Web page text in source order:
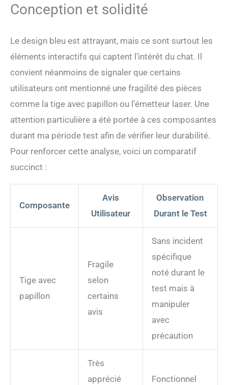
selon l’épaisseur et la
Accessoires Inclus - Ce
jouet chat est rechargeable
par câble Type-C fourni. Le
pack comprend 1 corps de
jouet, 1 corde élastique de 1
m, 2 cordes élastiques de 2
m, 3 souris en peluche et 1
câble USB, pour varier les
jeu.
Conception et solidité
Le design bleu est attrayant, mais ce sont surtout les
éléments interactifs qui captent l’intérêt du chat. Il
convient néanmoins de signaler que certains
utilisateurs ont mentionné une fragilité des pièces
comme la tige avec papillon ou l’émetteur laser. Une
attention particulière a été portée à ces composantes
durant ma période test afin de vérifier leur durabilité.
Pour renforcer cette analyse, voici un comparatif
succinct :
Composante
Avis
Utilisateur
Observation
Durant le Test
Tige avec
papillon
Fragile
selon
certains
avis
Sans incident
spécifique
noté durant le
test mais à
manipuler
avec
précaution
Très
apprécié
Fonctionnel